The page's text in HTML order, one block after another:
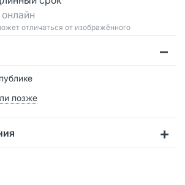
отличаться от изображённого
позже